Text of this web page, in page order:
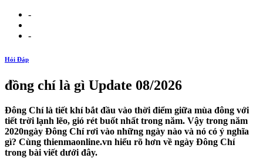
-
-
Hỏi Đáp
đồng chí là gì Update 08/2026
Đông Chí là tiết khí bắt đầu vào thời điểm giữa mùa đông với
tiết trời lạnh lẽo, gió rét buốt nhất trong năm. Vậy trong năm
2020ngày Đông Chí rơi vào những ngày nào và nó có ý nghĩa
gì? Cùng thienmaonline.vn hiểu rõ hơn về ngày Đông Chí
trong bài viết dưới đây.